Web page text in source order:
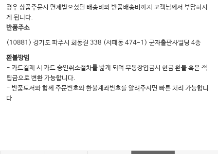
3. 엉덩이 통증: 좌골 점액낭염
4. 대퇴골두 무혈성 괴사증과 고관절통
Chapter 03 무릎
1. 무릎 질환의 개요
2. 무릎 바깥쪽, 대퇴측면의 치료 포인트 - 장경인대증후군
3. 거위발건염과 활액낭염
경우 상품주문시 면제받으셨던 배송비와 반품배송비까지 고객님께서 부담하시
게 됩니다.
반품주소
(10881) 경기도 파주시 회동길 338 (서패동 474-1) 군자출판사빌딩 4층
환불방법
- 카드결제 시 카드 승인취소절차를 밟게 되며 무통장입금시 현금 환불 혹은 적
립금으로 변환 가능합니다.
- 반품도서와 함께 주문번호와 환불계좌번호를 알려주시면 빠른 처리 가능합니
다.